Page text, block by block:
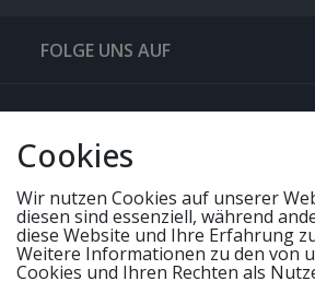
FOLGE UNS AUF
QUICKLINKS & TIPPS
UNSERE ANGEBOTE
Cookies
Wir nutzen Cookies auf unserer
diesen sind essenziell, während
diese Website und Ihre Erfahrung
Weitere Informationen zu den von
Cookies und Ihren Rechten als